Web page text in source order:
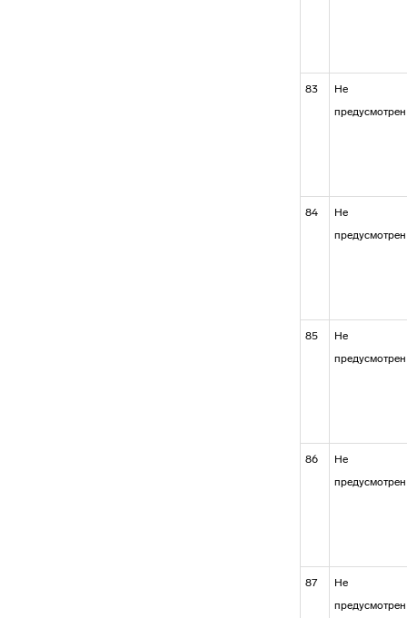
83
Не
предусмотрен
84
Не
предусмотрен
85
Не
предусмотрен
86
Не
предусмотрен
87
Не
предусмотрен